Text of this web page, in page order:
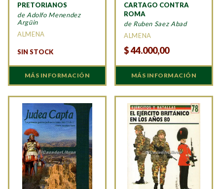
PRETORIANOS
de Adolfo Menendez
Argüin
ALMENA
SIN STOCK
MÁS INFORMACIÓN
CARTAGO CONTRA
ROMA
de Ruben Saez Abad
ALMENA
$44.000,00
MÁS INFORMACIÓN